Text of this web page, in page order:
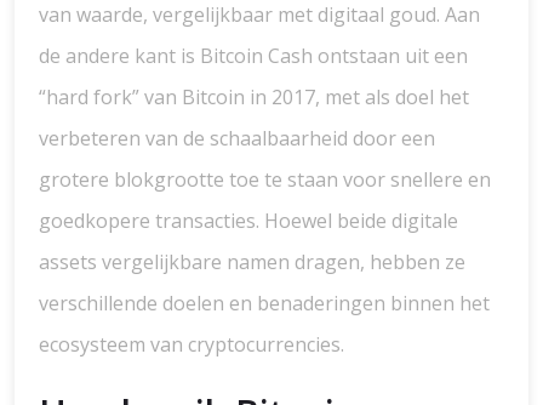
van waarde, vergelijkbaar met digitaal goud. Aan
de andere kant is Bitcoin Cash ontstaan uit een
“hard fork” van Bitcoin in 2017, met als doel het
verbeteren van de schaalbaarheid door een
grotere blokgrootte toe te staan voor snellere en
goedkopere transacties. Hoewel beide digitale
assets vergelijkbare namen dragen, hebben ze
verschillende doelen en benaderingen binnen het
ecosysteem van cryptocurrencies.